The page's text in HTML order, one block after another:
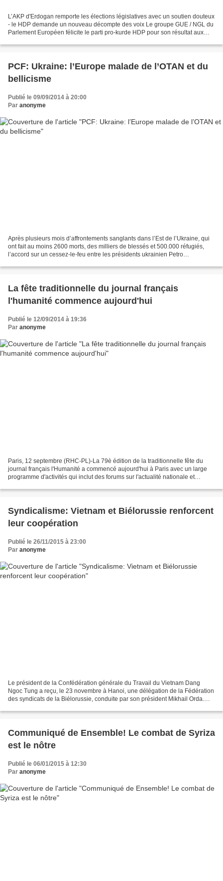
L’AKP d'Erdogan remporte les élections législatives avec un soutien douteux
- le HDP demande un nouveau décompte des voix Le groupe GUE / NGL du
Parlement Européen félicite le parti pro-kurde HDP pour son résultat aux
PCF: Ukraine: l’Europe malade de l’OTAN et du
bellicisme
Publié le 09/09/2014 à 20:00
Par anonyme
Après plusieurs mois d’affrontements sanglants dans l’Est de l’Ukraine, qui
ont fait au moins 2600 morts, des milliers de blessés et 500.000 réfugiés,
l’accord sur un cessez-le-feu entre les présidents ukrainien Petro
La fête traditionnelle du journal français
l'humanité commence aujourd'hui
Publié le 12/09/2014 à 19:36
Par anonyme
Paris, 12 septembre (RHC-PL)-La 79è édition de la traditionnelle fête du
journal français l'Humanité a commencé aujourd'hui à Paris avec un large
programme d'activités qui inclut des forums sur l'actualité nationale et
Syndicalisme: Vietnam et Biélorussie renforcent
leur coopération
Publié le 26/11/2015 à 23:00
Par anonyme
Le président de la Confédération générale du Travail du Vietnam Dang
Ngoc Tung a reçu, le 23 novembre à Hanoi, une délégation de la Fédération
des syndicats de la Biélorussie, conduite par son président Mikhail Orda.
Communiqué de Ensemble! Le combat de Syriza
est le nôtre
Publié le 06/01/2015 à 12:30
Par anonyme